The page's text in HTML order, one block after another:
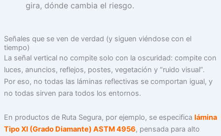
gira, dónde cambia el riesgo.
Señales que se ven de verdad (y siguen viéndose con el
tiempo)
La señal vertical no compite solo con la oscuridad: compite con
luces, anuncios, reflejos, postes, vegetación y “ruido visual”.
Por eso, no todas las láminas reflectivas se comportan igual, y
no todas sirven para todos los entornos.
En productos de Ruta Segura, por ejemplo, se especifica lámina
Tipo XI (Grado Diamante) ASTM 4956, pensada para alto